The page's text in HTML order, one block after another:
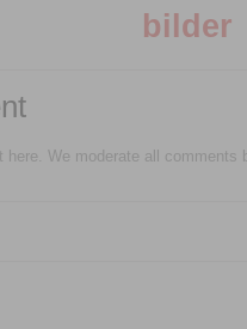
bilder
here. We moderate all comments